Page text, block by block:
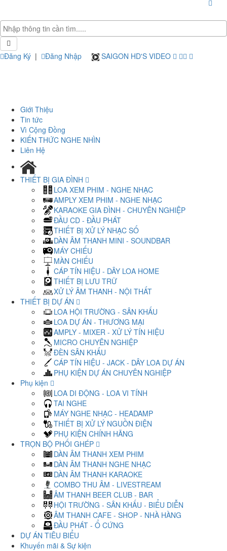
Đăng Ký | Đăng Nhập SAIGON HD'S VIDEO
Giới Thiệu
Tin tức
Vì Cộng Đồng
KIẾN THỨC NGHE NHÌN
Liên Hệ
THIẾT BỊ GIA ĐÌNH
LOA XEM PHIM - NGHE NHẠC
AMPLY XEM PHIM - NGHE NHẠC
KARAOKE GIA ĐÌNH - CHUYÊN NGHIỆP
ĐẦU CD - ĐẦU PHÁT
THIẾT BỊ XỬ LÝ NHẠC SỐ
DÀN ÂM THANH MINI - SOUNDBAR
MÁY CHIẾU
MÀN CHIẾU
CÁP TÍN HIỆU - DÂY LOA HOME
THIẾT BỊ LƯU TRỮ
XỬ LÝ ÂM THANH - NỘI THẤT
THIẾT BỊ DỰ ÁN
LOA HỘI TRƯỜNG - SÂN KHẤU
LOA DỰ ÁN - THƯƠNG MẠI
AMPLY - MIXER - XỬ LÝ TÍN HIỆU
MICRO CHUYÊN NGHIỆP
ĐÈN SÂN KHẤU
CÁP TÍN HIỆU - JACK - DÂY LOA DỰ ÁN
PHỤ KIỆN DỰ ÁN CHUYÊN NGHIỆP
Phụ kiện
LOA DI ĐỘNG - LOA VI TÍNH
TAI NGHE
MÁY NGHE NHẠC - HEADAMP
THIẾT BỊ XỬ LÝ NGUỒN ĐIỆN
PHỤ KIỆN CHÍNH HÃNG
TRỌN BỘ PHỐI GHÉP
DÀN ÂM THANH XEM PHIM
DÀN ÂM THANH NGHE NHẠC
DÀN ÂM THANH KARAOKE
COMBO THU ÂM - LIVESTREAM
ÂM THANH BEER CLUB - BAR
HỘI TRƯỜNG - SÂN KHẤU - BIỂU DIỄN
ÂM THANH CAFE - SHOP - NHÀ HÀNG
ĐẦU PHÁT - Ổ CỨNG
DỰ ÁN TIÊU BIỂU
Khuyến mãi & Sự kiện